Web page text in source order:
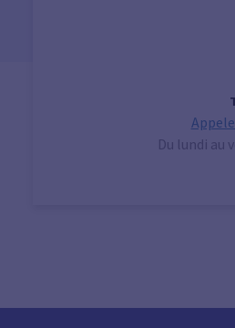
Du lundi au